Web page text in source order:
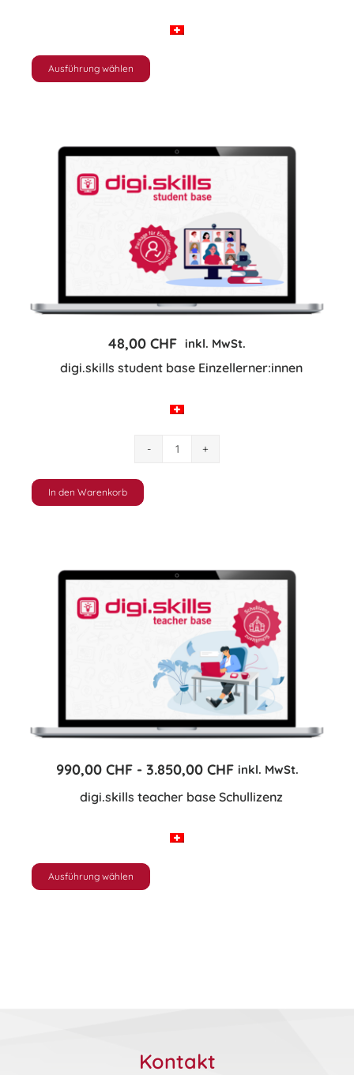
Ausführung wählen
Dieses
mehrere
Varianten
der
Produktseite
gewähltdigi.skills student base Einzellerner:innen
48,00 CHF inkl. MwSt.
digi.skills
In den Warenkorb
digi.skills teacher base Schullizenz
990,00 CHF - 3.850,00 CHF inkl. MwSt.
Ausführung wählen
Dieses
Kontakt